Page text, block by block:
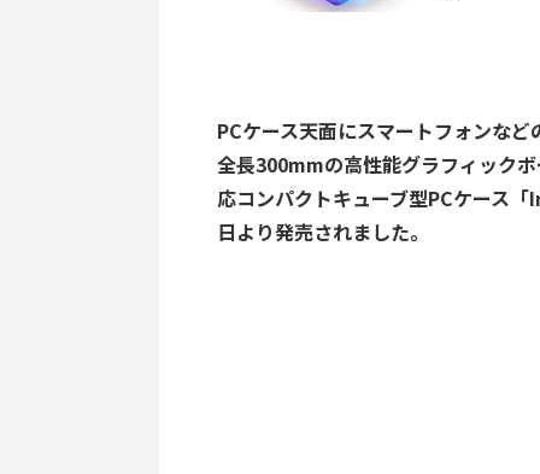
PCケース天面にスマートフォンな
全長300mmの高性能グラフィック
応コンパクトキューブ型PCケース
日より発売されました。